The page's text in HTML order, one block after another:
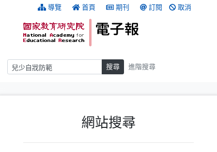
跳到主要內容 導覽 首頁 期刊 訂閱 取消
搜尋 搜尋 進階搜尋
網站搜尋